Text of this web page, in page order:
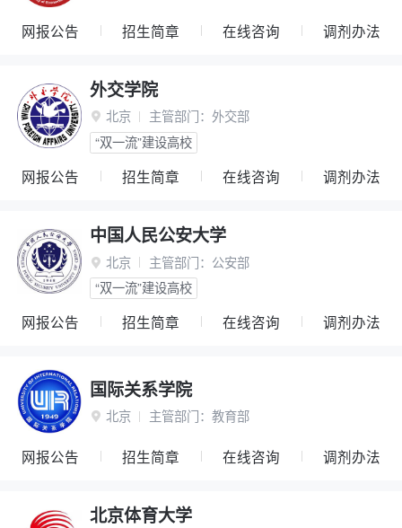
网报公告 招生简章 在线咨询 调剂办法
外交学院
 北京 主管部门： 外交部
“双一流”建设高校
网报公告 招生简章 在线咨询 调剂办法
中国人民公安大学
 北京 主管部门： 公安部
“双一流”建设高校
网报公告 招生简章 在线咨询 调剂办法
国际关系学院
 北京 主管部门： 教育部
网报公告 招生简章 在线咨询 调剂办法
北京体育大学